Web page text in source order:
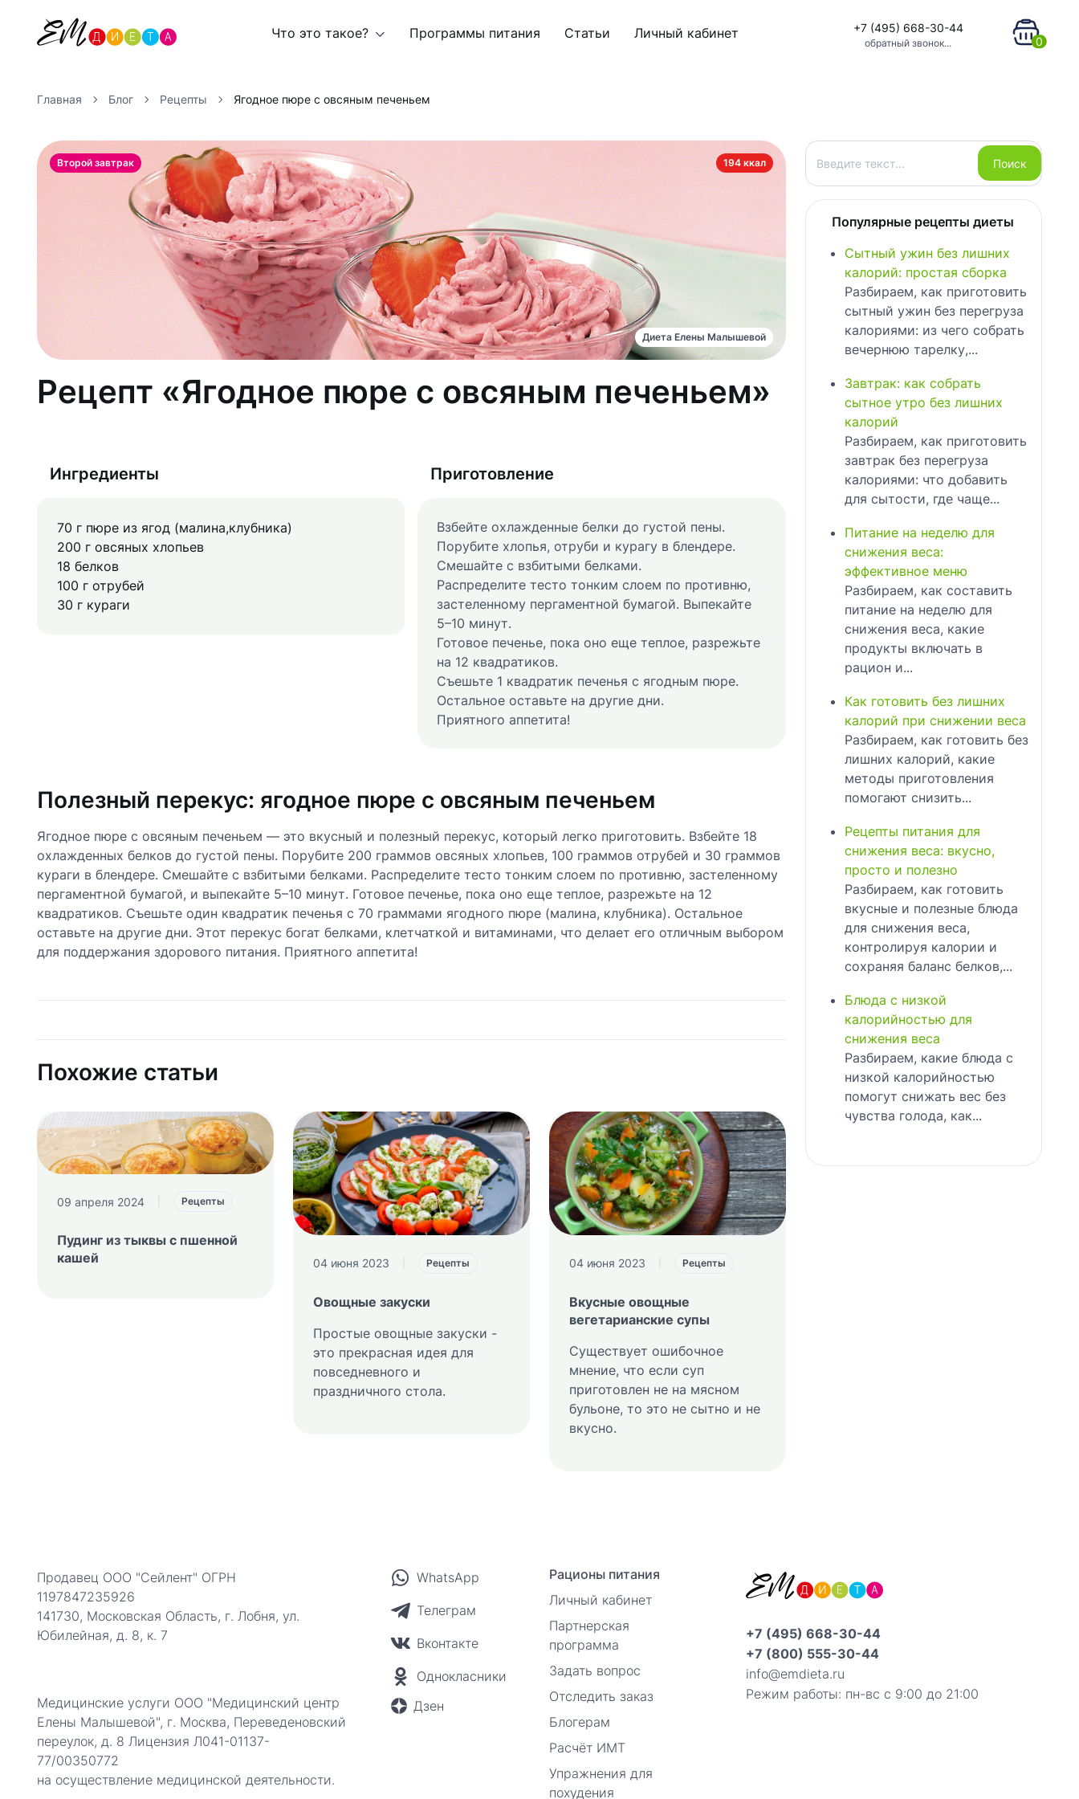
Что это такое? Программы питания Статьи Личный кабинет +7 (495) 668-30-44
обратный звонок... 0
Главная Блог Рецепты Ягодное пюре с овсяным печеньем
194 ккал
Второй завтрак
Диета Елены Малышевой
Рецепт «Ягодное пюре с овсяным печеньем»
Ингредиенты
70 г пюре из ягод (малина,клубника)
200 г овсяных хлопьев
18 белков
100 г отрубей
30 г кураги
Приготовление
Взбейте охлажденные белки до густой пены.
Порубите хлопья, отруби и курагу в блендере.
Смешайте с взбитыми белками.
Распределите тесто тонким слоем по противню,
застеленному пергаментной бумагой. Выпекайте
5–10 минут.
Готовое печенье, пока оно еще теплое, разрежьте
на 12 квадратиков.
Съешьте 1 квадратик печенья с ягодным пюре.
Остальное оставьте на другие дни.
Приятного аппетита!
Полезный перекус: ягодное пюре с овсяным печеньем
Ягодное пюре с овсяным печеньем — это вкусный и полезный перекус, который легко приготовить. Взбейте 18
охлажденных белков до густой пены. Порубите 200 граммов овсяных хлопьев, 100 граммов отрубей и 30 граммов
кураги в блендере. Смешайте с взбитыми белками. Распределите тесто тонким слоем по противню, застеленному
пергаментной бумагой, и выпекайте 5–10 минут. Готовое печенье, пока оно еще теплое, разрежьте на 12
квадратиков. Съешьте один квадратик печенья с 70 граммами ягодного пюре (малина, клубника). Остальное
оставьте на другие дни. Этот перекус богат белками, клетчаткой и витаминами, что делает его отличным выбором
для поддержания здорового питания. Приятного аппетита!
Похожие статьи
09 апреля 2024 Рецепты
Пудинг из тыквы с пшенной
кашей
04 июня 2023 Рецепты
Овощные закуски
Простые овощные закуски -
это прекрасная идея для
повседневного и
праздничного стола.
04 июня 2023 Рецепты
Вкусные овощные
вегетарианские супы
Существует ошибочное
мнение, что если суп
приготовлен не на мясном
бульоне, то это не сытно и не
вкусно.
Поиск
Поиск
Популярные рецепты диеты
Сытный ужин без лишних
калорий: простая сборка
Разбираем, как приготовить
сытный ужин без перегруза
калориями: из чего собрать
вечернюю тарелку,...
Завтрак: как собрать
сытное утро без лишних
калорий
Разбираем, как приготовить
завтрак без перегруза
калориями: что добавить
для сытости, где чаще...
Питание на неделю для
снижения веса:
эффективное меню
Разбираем, как составить
питание на неделю для
снижения веса, какие
продукты включать в
рацион и...
Как готовить без лишних
калорий при снижении веса
Разбираем, как готовить без
лишних калорий, какие
методы приготовления
помогают снизить...
Рецепты питания для
снижения веса: вкусно,
просто и полезно
Разбираем, как готовить
вкусные и полезные блюда
для снижения веса,
контролируя калории и
сохраняя баланс белков,...
Блюда с низкой
калорийностью для
снижения веса
Разбираем, какие блюда с
низкой калорийностью
помогут снижать вес без
чувства голода, как...
Продавец ООО "Сейлент" ОГРН
1197847235926
141730, Московская Область, г. Лобня, ул.
Юбилейная, д. 8, к. 7
Медицинские услуги ООО "Медицинский центр
Елены Малышевой", г. Москва, Переведеновский
переулок, д. 8 Лицензия Л041-01137-
77/00350772
на осуществление медицинской деятельности.
WhatsApp
Телеграм
Вконтакте
Однокласники
Дзен
Рационы питания
Личный кабинет
Партнерская
программа
Задать вопрос
Отследить заказ
Блогерам
Расчёт ИМТ
Упражнения для
похудения
+7 (495) 668-30-44
+7 (800) 555-30-44
info@emdieta.ru
Режим работы: пн-вс с 9:00 до 21:00